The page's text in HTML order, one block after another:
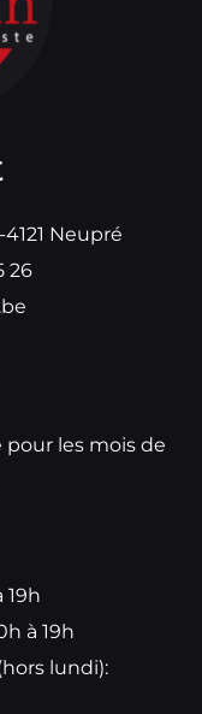
Neupré
26
pour les mois de
19h
à 19h
lundi):